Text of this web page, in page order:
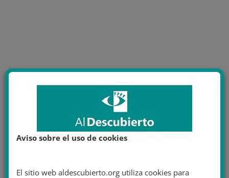
Aviso sobre el uso de cookies
El sitio web aldescubierto.org utiliza cookies para